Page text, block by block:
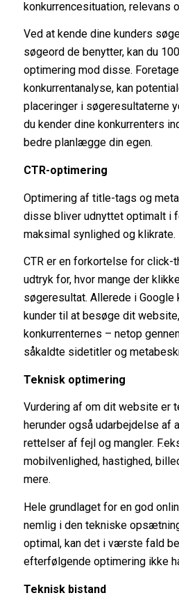
konkurrencesituation, relevans
Ved at kende dine kunders
søgeord de benytter, kan du
optimering mod disse.
konkurrentanalyse, kan
placeringer i søgeresultaterne
du kender dine konkurrenters
bedre planlægge din egen.
CTR-optimering
Optimering af title-tags og
disse bliver udnyttet optimalt i
maksimal synlighed og klikrate.
CTR er en forkortelse for click-
udtryk for, hvor mange der
søgeresultat. Allerede i Google
kunder til at besøge dit
konkurrenternes – netop
såkaldte sidetitler og
Teknisk optimering
Vurdering af om dit website er
herunder også udarbejdelse af
rettelser af fejl og mangler.
mobilvenlighed, hastighed,
mere.
Hele grundlaget for en god
nemlig i den tekniske
optimal, kan det i værste fald
efterfølgende optimering ikke
Teknisk bistand